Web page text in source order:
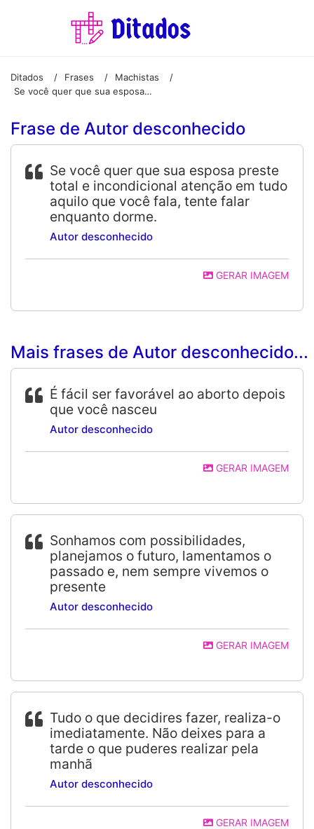
Ditados / Frases / Machistas
/
Se você quer que sua esposa preste total e incondicional atenção em tudo aquilo que você fala, tente falar enquanto dorme.
Frase de Autor desconhecido
Se você quer que sua esposa preste
total e incondicional atenção em tudo
aquilo que você fala, tente falar
enquanto dorme.
Autor desconhecido
GERAR IMAGEM
Mais frases de Autor desconhecido...
É fácil ser favorável ao aborto depois
que você nasceu
Autor desconhecido
GERAR IMAGEM
Sonhamos com possibilidades,
planejamos o futuro, lamentamos o
passado e, nem sempre vivemos o
presente
Autor desconhecido
GERAR IMAGEM
Tudo o que decidires fazer, realiza-o
imediatamente. Não deixes para a
tarde o que puderes realizar pela
manhã
Autor desconhecido
GERAR IMAGEM